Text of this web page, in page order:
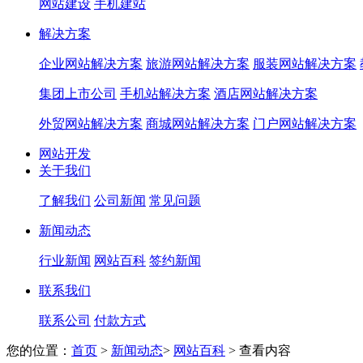
网站建设 手机建站
解决方案
企业网站解决方案 旅游网站解决方案 服装网站解决方案
集团上市公司 手机站解决方案 酒店网站解决方案
外贸网站解决方案 商城网站解决方案 门户网站解决方案
网站开发
关于我们
了解我们 公司新闻 常见问题
新闻动态
行业新闻 网站百科 签约新闻
联系我们
联系公司 付款方式
您的位置： 首页 > 新闻动态> 网站百科 > 查看内容